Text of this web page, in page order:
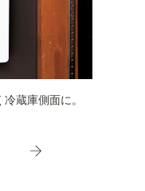
蔵庫側面に。